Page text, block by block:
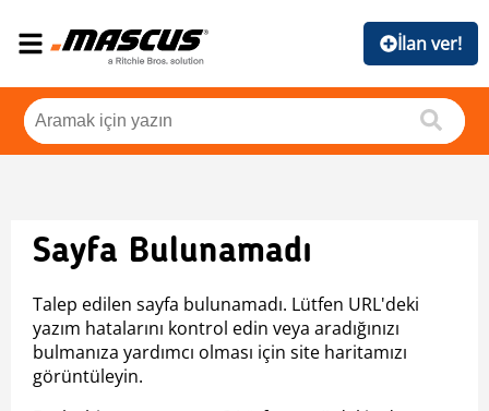
İlan ver!
Sayfa Bulunamadı
Talep edilen sayfa bulunamadı. Lütfen URL'deki
yazım hatalarını kontrol edin veya aradığınızı
bulmanıza yardımcı olması için site haritamızı
görüntüleyin.